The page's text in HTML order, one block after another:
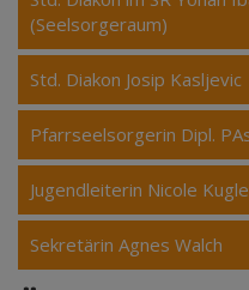
(Seelsorgeraum)
Std. Diakon Josip Kasljevic
Pfarrseelsorgerin Dipl.
Jugendleiterin Nicole
Sekretärin Agnes Walch